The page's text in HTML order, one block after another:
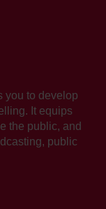
you to develop
It equips
the public, and
public